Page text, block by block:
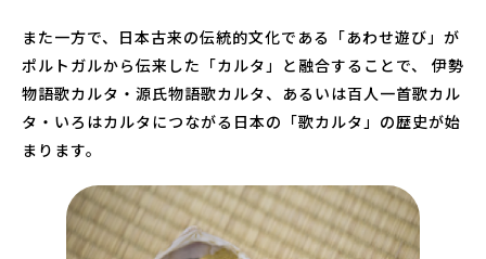
また一方で、日本古来の伝統的文化である「あわせ遊び」が
ポルトガルから伝来した「カルタ」と融合することで、 伊勢
物語歌カルタ・源氏物語歌カルタ、あるいは百人一首歌カル
タ・いろはカルタにつながる日本の「歌カルタ」の歴史が始
まります。